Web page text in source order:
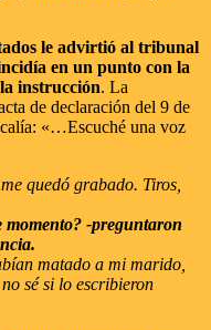
le advirtió al tribunal
en un punto con la
instrucción. La
de declaración del 9 de
«…Escuché una voz
quedó grabado. Tiros,
momento? -preguntaron
matado a mi marido,
sé si lo escribieron